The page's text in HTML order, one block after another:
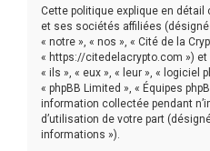
Cette politique explique en détail
et ses sociétés affiliées
« notre », « nos », « Cité de la
« https://citedelacrypto.com ») et
« ils », « eux », « leur », « logiciel
« phpBB Limited », « Équipes
information collectée pendant
d’utilisation de votre part
informations »).